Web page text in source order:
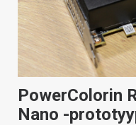
PowerColorin
Nano -